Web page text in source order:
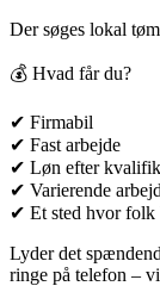
Der søges lokal
💰 Hvad får du?
✔ Firmabil
✔ Fast arbejde
✔ Løn efter
✔ Varierende
✔ Et sted hvor folk
Lyder det
ringe på telefon –